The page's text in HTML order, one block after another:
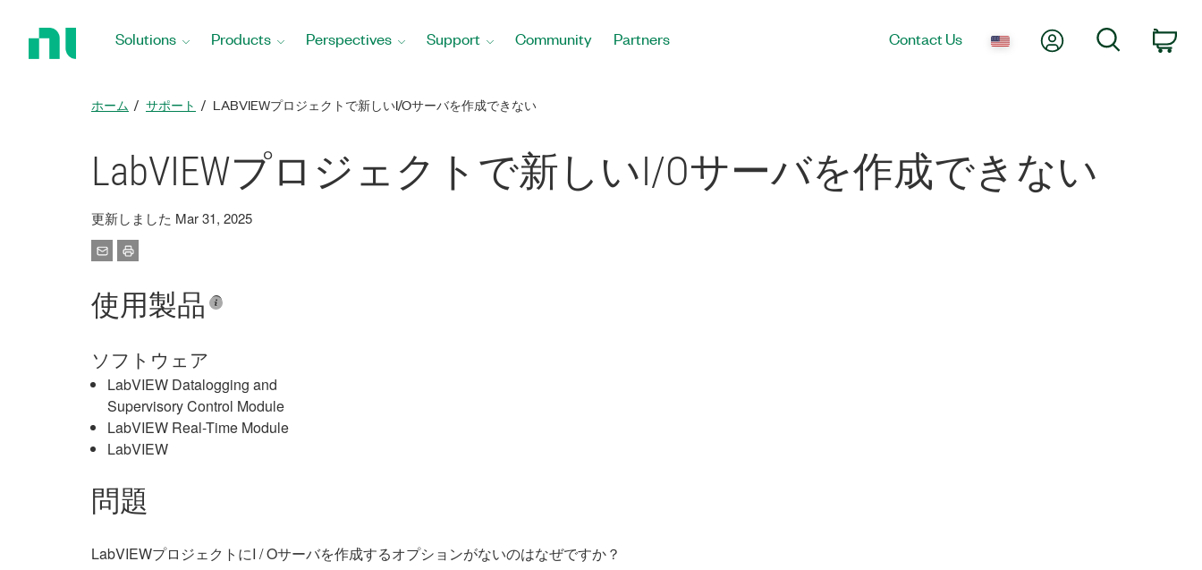
Solutions Products Perspectives Support Community Partners Contact Us My AccountSearch
ホーム サポート LABVIEWプロジェクトで新しいI/Oサーバを作成できない
LabVIEWプロジェクトで新しいI/Oサーバを作成できない
更新しました Mar 31, 2025
使用製品
ソフトウェア
LabVIEW Datalogging and
Supervisory Control Module
LabVIEW Real-Time Module
LabVIEW
問題
LabVIEWプロジェクトにI / Oサーバを作成するオプションがないのはなぜですか？